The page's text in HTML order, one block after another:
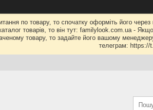
по товару, то спочатку оформіть його
товарів, то він тут: familylook.com.ua -
товару, то задайте його вашому
телеграм: https://